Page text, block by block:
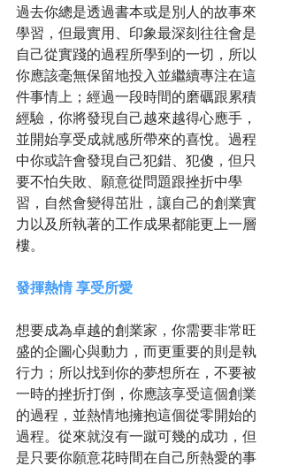
過去你總是透過書本或是別人的故事來
學習，但最實用、印象最深刻往往會是
自己從實踐的過程所學到的一切，所以
你應該毫無保留地投入並繼續專注在這
件事情上；經過一段時間的磨礪跟累積
經驗，你將發現自己越來越得心應手，
並開始享受成就感所帶來的喜悅。過程
中你或許會發現自己犯錯、犯傻，但只
要不怕失敗、願意從問題跟挫折中學
習，自然會變得茁壯，讓自己的創業實
力以及所執著的工作成果都能更上一層
樓。
發揮熱情 享受所愛
想要成為卓越的創業家，你需要非常旺
盛的企圖心與動力，而更重要的則是執
行力；所以找到你的夢想所在，不要被
一時的挫折打倒，你應該享受這個創業
的過程，並熱情地擁抱這個從零開始的
過程。從來就沒有一蹴可幾的成功，但
是只要你願意花時間在自己所熱愛的事